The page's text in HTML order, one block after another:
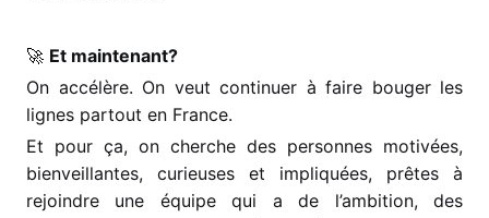
🚀 Et maintenant?
On accélère. On veut continuer à faire bouger les
lignes partout en France.
Et pour ça, on cherche des personnes motivées,
bienveillantes, curieuses et impliquées, prêtes à
rejoindre une équipe qui a de l’ambition, des